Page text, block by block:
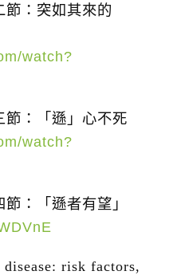
節：突如其來的
watch?
節：「遜」心不死
watch?
：「遜者有望」
risk factors,